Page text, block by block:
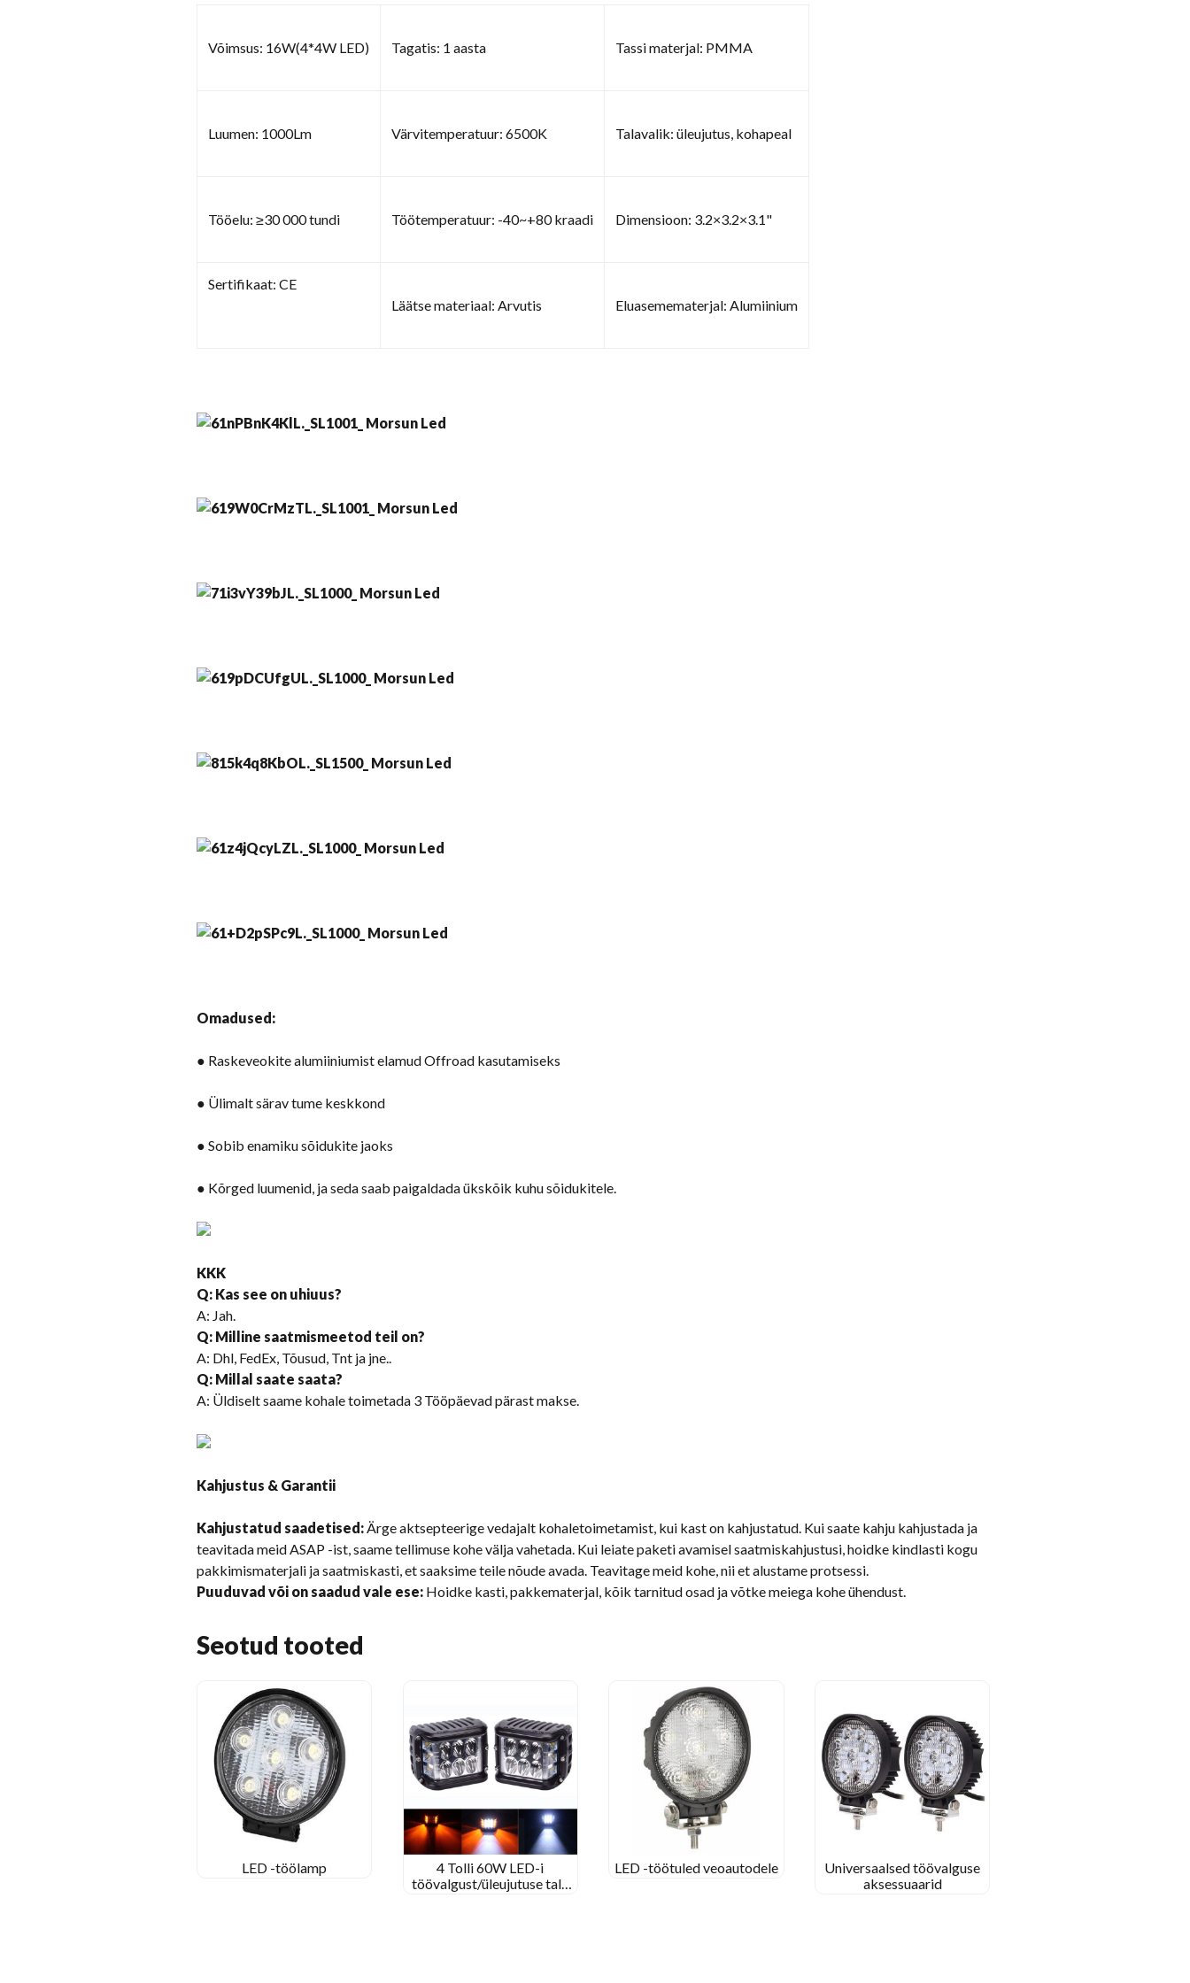
Võimsus: 16W(4*4W LED) Tagatis: 1 aasta Tassi materjal: PMMA
Luumen: 1000Lm Värvitemperatuur: 6500K Talavalik: üleujutus, kohapeal
Tööelu: ≥30 000 tundi Töötemperatuur: -40~+80 kraadi Dimensioon: 3.2×3.2×3.1"
Sertifikaat: CE
Läätse materiaal: Arvutis
Eluasemematerjal: Alumiinium
Omadused:
● Raskeveokite alumiiniumist elamud Offroad kasutamiseks
● Ülimalt särav tume keskkond
● Sobib enamiku sõidukite jaoks
● Kõrged luumenid, ja seda saab paigaldada ükskõik kuhu sõidukitele.
KKK
Q: Kas see on uhiuus?
A: Jah.
Q: Milline saatmismeetod teil on?
A: Dhl, FedEx, Tõusud, Tnt ja jne..
Q: Millal saate saata?
A: Üldiselt saame kohale toimetada 3 Tööpäevad pärast makse.
Kahjustus & Garantii
Kahjustatud saadetised:Ärge aktsepteerige vedajalt kohaletoimetamist, kui kast on kahjustatud. Kui saate kahju kahjustada ja
teavitada meid ASAP -ist, saame tellimuse kohe välja vahetada. Kui leiate paketi avamisel saatmiskahjustusi, hoidke kindlasti kogu
pakkimismaterjali ja saatmiskasti, et saaksime teile nõude avada. Teavitage meid kohe, nii et alustame protsessi.
Puuduvad või on saadud vale ese: Hoidke kasti, pakkematerjal, kõik tarnitud osad ja võtke meiega kohe ühendust.
Seotud tooted
LED -töölamp
4 Tolli 60W LED-i
töövalgust/üleujutuse tala
LED -töötuled veoautodele
Universaalsed töövalguse
aksessuaarid